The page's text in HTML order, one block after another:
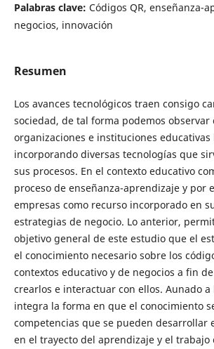
Palabras clave: Códigos QR, enseñanza-
negocios, innovación
Resumen
Los avances tecnológicos traen consigo
sociedad, de tal forma podemos observar
organizaciones e instituciones educativas
incorporando diversas tecnologías que
sus procesos. En el contexto educativo
proceso de enseñanza-aprendizaje y por
empresas como recurso incorporado en
estrategias de negocio. Lo anterior,
objetivo general de este estudio que el
el conocimiento necesario sobre los
contextos educativo y de negocios a fin
crearlos e interactuar con ellos. Aunado
integra la forma en que el conocimiento
competencias que se pueden desarrollar
en el trayecto del aprendizaje y el trabajo